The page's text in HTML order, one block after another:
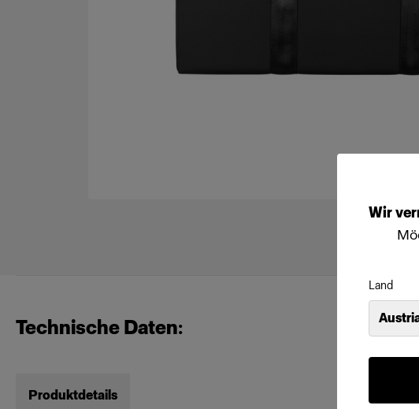
Wir
Land
Technische Daten:
Produktdetails